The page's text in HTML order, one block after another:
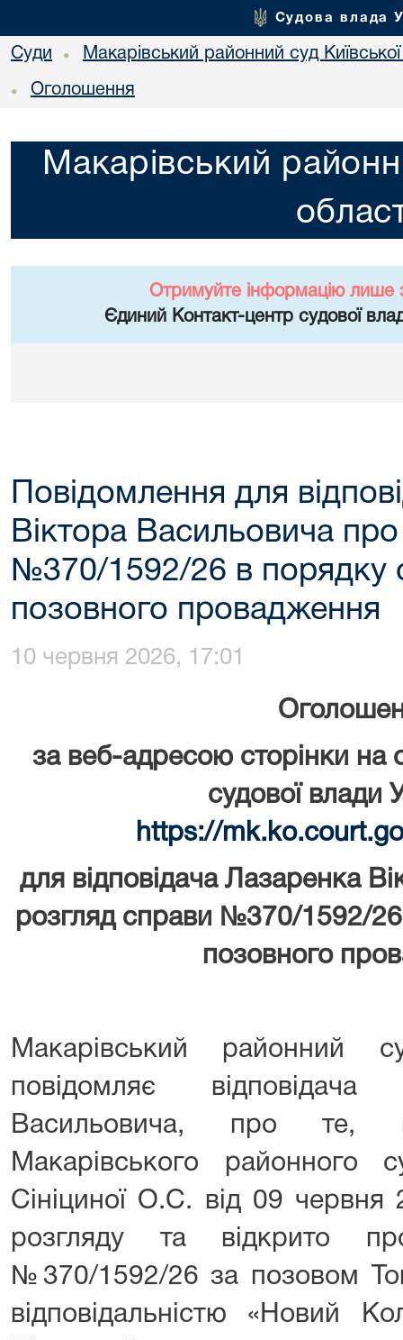
Судова влада
Суди • Макарівський районний суд Київської
• Оголошення
Макарівський
Отримуйте інформацію лише
Єдиний Контакт-центр судової
Повідомлення для
Віктора Васильовича
№370/1592/26 в порядку
позовного провадження
10 червня 2026, 17:01
за веб-адресою сторінки на
судової влади
https://
для відповідача Лазаренка
розгляд справи №370/1592/
позовного
Макарівський районний
повідомляє
Васильовича, про те,
Макарівського районного
Сініциної О.С. від 09
розгляду та відкрито
№370/1592/26 за позовом
відповідальністю «Новий